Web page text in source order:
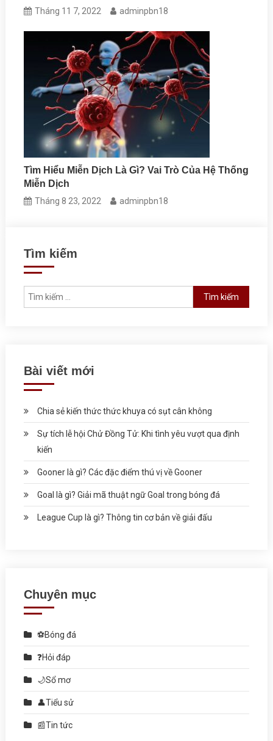
Tháng 11 7, 2022 adminpbn18
Tìm Hiểu Miễn Dịch Là Gì? Vai Trò Của Hệ Thống
Miễn Dịch
Tháng 8 23, 2022 adminpbn18
Tìm kiếm
Tìm kiếm cho:
Bài viết mới
Chia sẻ kiến thức thức khuya có sụt cân không
Sự tích lễ hội Chử Đồng Tử: Khi tình yêu vượt qua định
kiến
Gooner là gì? Các đặc điểm thú vị về Gooner
Goal là gì? Giải mã thuật ngữ Goal trong bóng đá
League Cup là gì? Thông tin cơ bản về giải đấu
Chuyên mục
⚽Bóng đá
❓Hỏi đáp
🌙Sổ mơ
👤Tiểu sử
📰Tin tức